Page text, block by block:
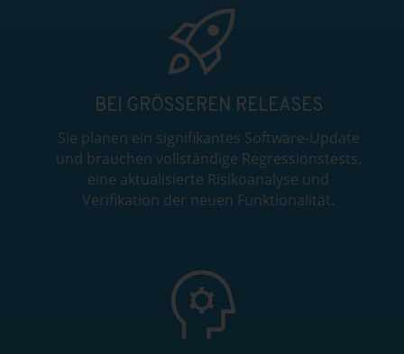
BEI GRÖSSEREN RELEASES
Sie planen ein signifikantes Software-Update
und brauchen vollständige Regressionstests,
eine aktualisierte Risikoanalyse und
Verifikation der neuen Funktionalität.